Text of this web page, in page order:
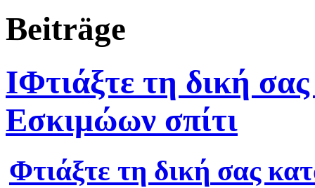
Beiträge
IΦτιάξτε τη δική
Εσκιμώων σπίτι
Φτιάξτε τη δική σας